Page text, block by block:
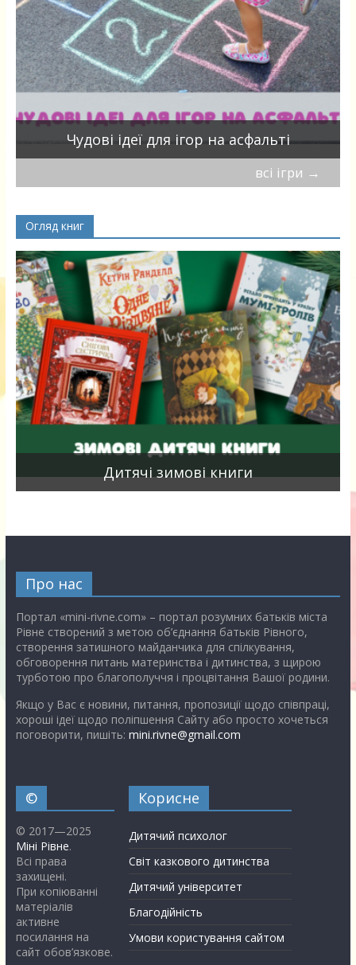
Чудові ідеї для ігор на асфальті
всі ігри →
Огляд книг
Дитячі зимові книги
Про нас
Портал «mini-rivne.com» – портал розумних батьків міста
Рівне створений з метою об’єднання батьків Рівного,
створення затишного майданчика для спілкування,
обговорення питань материнства і дитинства, з щирою
турботою про благополуччя і процвітання Вашої родини.
Якщо у Вас є новини, питання, пропозиції щодо співпраці,
хороші ідеї щодо поліпшення Сайту або просто хочеться
поговорити, пишіть: mini.rivne@gmail.com
©
© 2017—2025
Міні Рівне.
Всі права
захищені.
При копіюванні
матеріалів
активне
посилання на
сайт обов’язкове.
Корисне
Дитячий психолог
Світ казкового дитинства
Дитячий університет
Благодійність
Умови користування сайтом